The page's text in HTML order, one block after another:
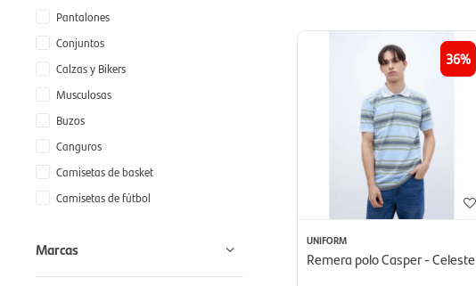
36
UNIFORM
Remera polo Casper - Celeste
Pantalones
Conjuntos
Calzas y Bikers
Musculosas
Buzos
Canguros
Camisetas de basket
Camisetas de fútbol
Marcas